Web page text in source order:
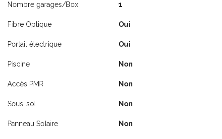
Nombre garages/Box 1
Fibre Optique Oui
Portail électrique Oui
Piscine Non
Accès PMR Non
Sous-sol Non
Panneau Solaire Non